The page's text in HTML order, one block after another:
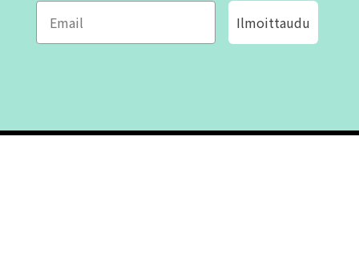
Ilmoittaudu